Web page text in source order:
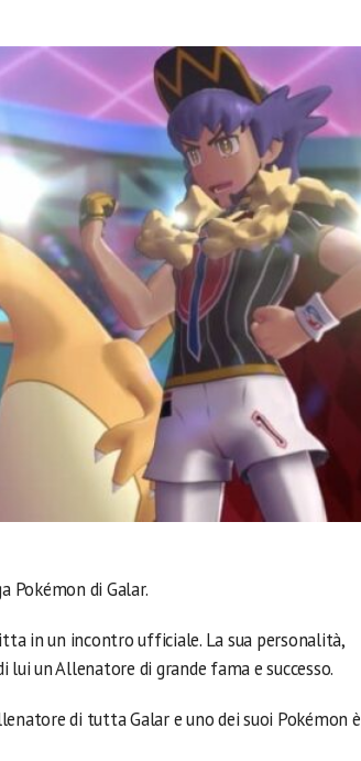
Pokémon di Galar.
in un incontro ufficiale. La sua personalità,
lui un Allenatore di grande fama e successo.
di tutta Galar e uno dei suoi Pokémon è